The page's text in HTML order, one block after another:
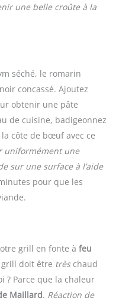
une belle croûte à la
séché, le romarin
concassé. Ajoutez
obtenir une pâte
de cuisine, badigeonnez
côte de bœuf avec ce
uniformément une
sur une surface à l’aide
pour que les
grill en fonte à feu
doit être trèschaud
? Parce que la chaleur
Maillard. Réaction de